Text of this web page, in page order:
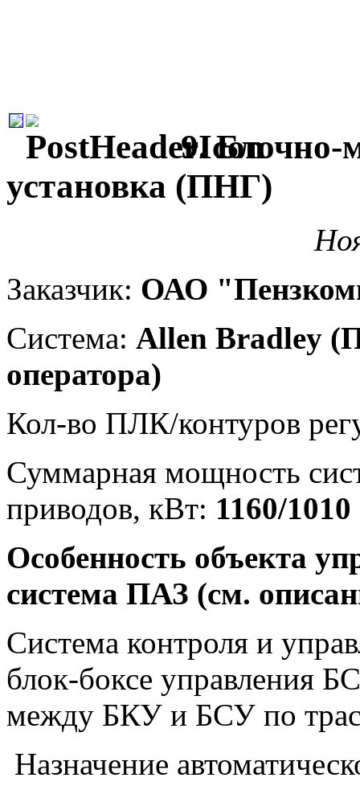
9. Блочно-
установка (ПНГ)
Заказчик: ОАО
Система: Allen Bradley
оператора)
Кол-во ПЛК/контуров
Суммарная мощность
приводов, кВт: 1160/1010
Особенность объекта
система ПАЗ (см.
Система контроля и
блок‐боксе управления
между БКУ и БСУ по
Назначение